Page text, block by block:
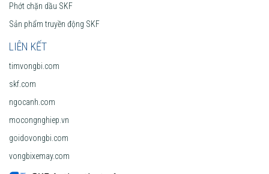
Phớt chặn dầu SKF
Sản phẩm truyền động SKF
LIÊN KẾT
timvongbi.com
skf.com
ngocanh.com
mocongnghiep.vn
goidovongbi.com
vongbixemay.com